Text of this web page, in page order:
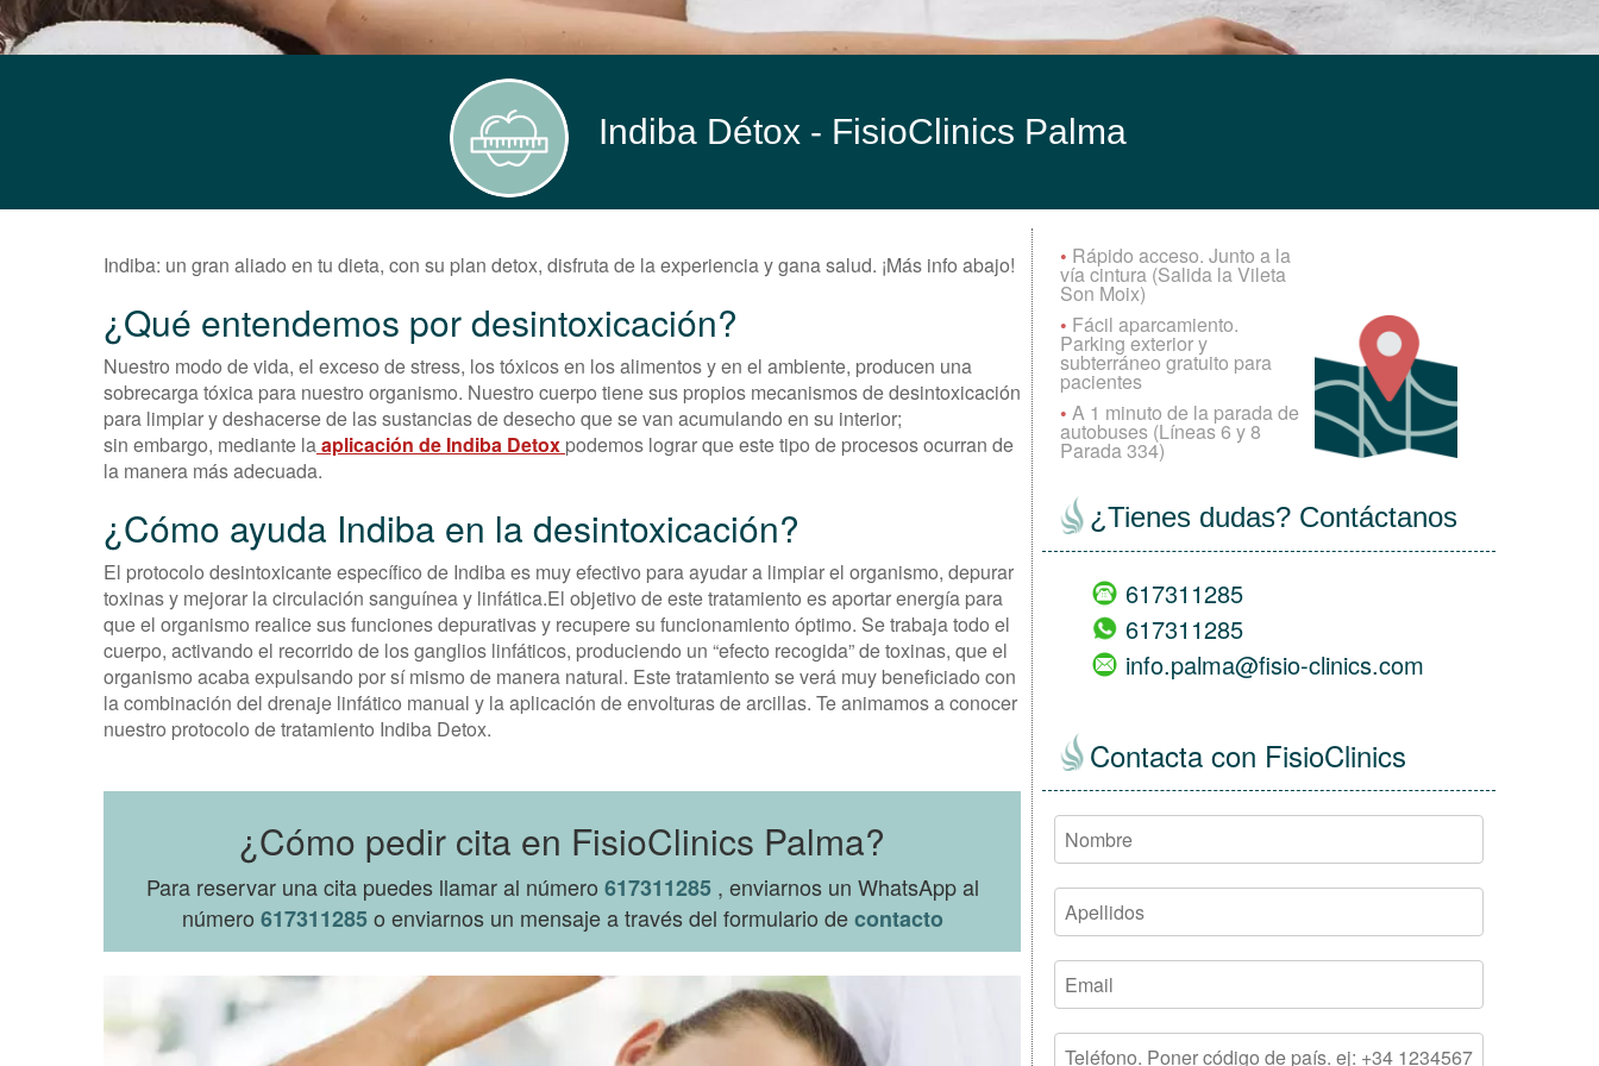
Indiba Détox - FisioClinics Palma
Indiba: un gran aliado en tu dieta, con su plan detox, disfruta de la experiencia y gana salud. ¡Más info abajo!
¿Qué entendemos por desintoxicación?
Nuestro modo de vida, el exceso de stress, los tóxicos en los alimentos y en el ambiente, producen una
sobrecarga tóxica para nuestro organismo. Nuestro cuerpo tiene sus propios mecanismos de desintoxicación
para limpiar y deshacerse de las sustancias de desecho que se van acumulando en su interior;
sin embargo, mediante laaplicación de Indiba Detox podemos lograr que este tipo de procesos ocurran de
la manera más adecuada.
¿Cómo ayuda Indiba en la desintoxicación?
El protocolo desintoxicante específico de Indiba es muy efectivo para ayudar a limpiar el organismo, depurar
toxinas y mejorar la circulación sanguínea y linfática.El objetivo de este tratamiento es aportar energía para
que el organismo realice sus funciones depurativas y recupere su funcionamiento óptimo. Se trabaja todo el
cuerpo, activando el recorrido de los ganglios linfáticos, produciendo un “efecto recogida” de toxinas, que el
organismo acaba expulsando por sí mismo de manera natural. Este tratamiento se verá muy beneficiado con
la combinación del drenaje linfático manual y la aplicación de envolturas de arcillas. Te animamos a conocer
nuestro protocolo de tratamiento Indiba Detox.
¿Cómo pedir cita en FisioClinics Palma?
Para reservar una cita puedes llamar al número 617311285 , enviarnos un WhatsApp al
número 617311285o enviarnos un mensaje a través del formulario decontacto
• Rápido acceso. Junto a la
vía cintura (Salida la Vileta
Son Moix)
• Fácil aparcamiento.
Parking exterior y
subterráneo gratuito para
pacientes
• A 1 minuto de la parada de
autobuses (Líneas 6 y 8
Parada 334)
¿Tienes dudas? Contáctanos
617311285
617311285
info.palma@fisio-clinics.com
Contacta con FisioClinics